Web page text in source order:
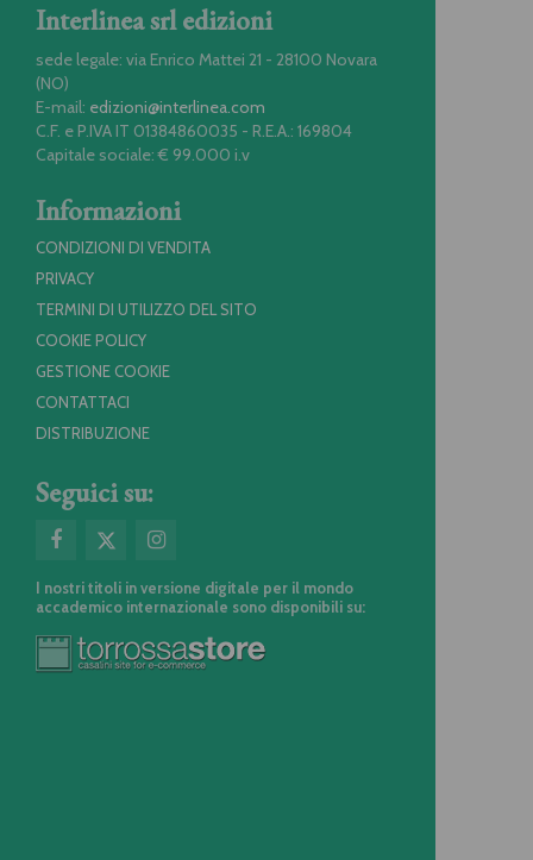
Interlinea srl edizioni
sede legale: via Enrico Mattei 21 - 28100 Novara
(NO)
E-mail: edizioni@interlinea.com
C.F. e P.IVA IT 01384860035 - R.E.A.: 169804
Capitale sociale: € 99.000 i.v
Informazioni
CONDIZIONI DI VENDITA
PRIVACY
TERMINI DI UTILIZZO DEL SITO
COOKIE POLICY
GESTIONE COOKIE
CONTATTACI
DISTRIBUZIONE
Seguici su:
I nostri titoli in versione digitale per il mondo
accademico internazionale sono disponibili su: